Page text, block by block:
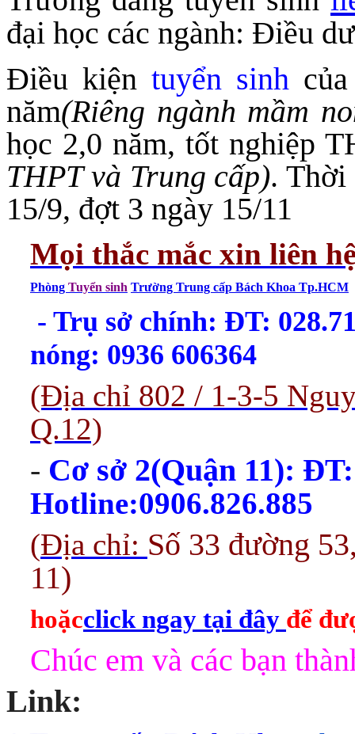
đại học các ngành: Điều
Điều kiện tuyển sinh
năm(Riêng ngành mầm
học 2,0 năm, tốt nghiệp
THPT và Trung cấp). Thời
15/9, đợt 3 ngày 15/11
Mọi thắc mắc xin liên
Phòng Tuyển sinh Trường Trung cấp Bách Khoa Tp.HCM
- Trụ sở chính: ĐT:
nóng: 0936 606364
(Địa chỉ 802 / 1-3-5
Q.12)
- Cơ sở 2(Quận 11): ĐT:
Hotline:0906.826.885
(Địa chỉ: Số 33 đường
11)
hoặcclick ngay tại đây để
Chúc em và các bạn
Link: